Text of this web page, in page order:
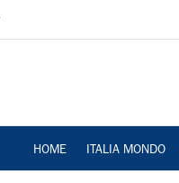
HOME ITALIA MONDO